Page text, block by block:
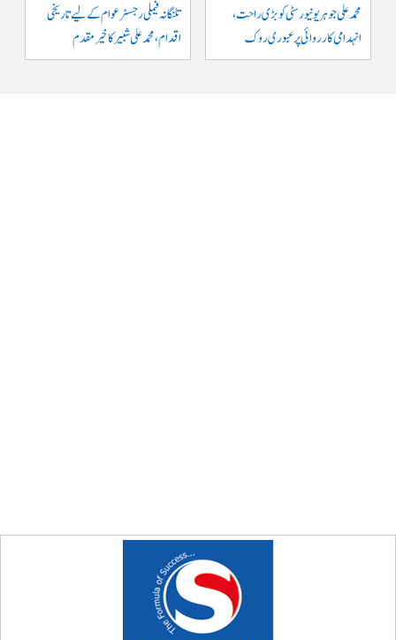
محمد علی جوہر یونیورسٹی کو بڑی راحت،
انہدامی کارروائی پر عبوری روک
تلنگانہ فیملی رجسٹر عوام کے لیے تاریخی
اقدام، محمد علی شبیر کا خیرمقدم